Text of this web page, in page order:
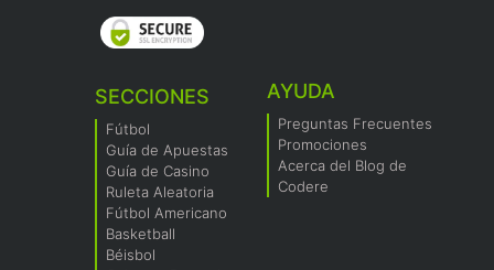
SECCIONES
Fútbol
Guía de Apuestas
Guía de Casino
Ruleta Aleatoria
Fútbol Americano
Basketball
Béisbol
AYUDA
Preguntas Frecuentes
Promociones
Acerca del Blog de
Codere